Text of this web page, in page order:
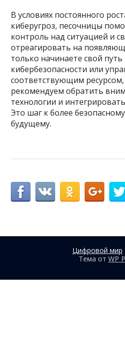
В условиях постоянного
киберугроз, песочницы
контроль над ситуацией и
отреагировать на
только начинаете свой путь
кибербезопасности или
соответствующим
рекомендуем обратить
технологии и
Это шаг к более
будущему.
Цифровой мир
Тема от WP